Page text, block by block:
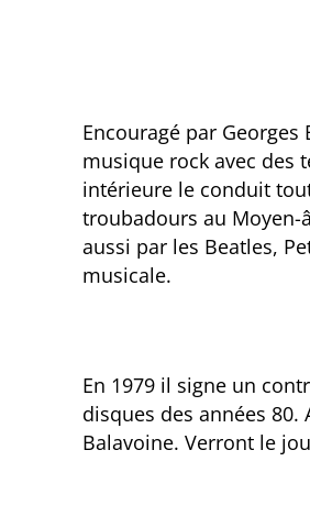
Encouragé par Georges
musique rock avec des
intérieure le conduit
troubadours au Moyen-
aussi par les Beatles,
musicale.
En 1979 il signe un
disques des années 80.
Balavoine. Verront le